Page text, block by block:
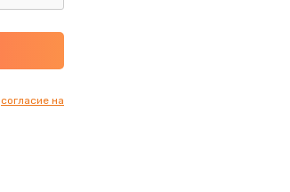
согласие на